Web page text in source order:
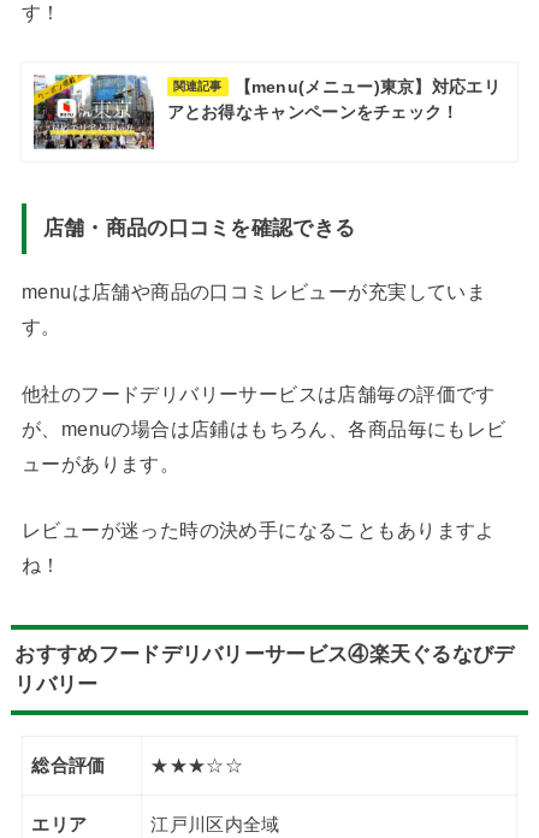
す！
関連記事
【menu(メニュー)東京】対応エリ
アとお得なキャンペーンをチェック！
店舗・商品の口コミを確認できる
menuは店舗や商品の口コミレビューが充実していま
す。
他社のフードデリバリーサービスは店舗毎の評価です
が、menuの場合は店鋪はもちろん、各商品毎にもレビ
ューがあります。
レビューが迷った時の決め手になることもありますよ
ね！
おすすめフードデリバリーサービス④楽天ぐるなびデ
リバリー
総合評価 ★★★☆☆
エリア 江戸川区内全域